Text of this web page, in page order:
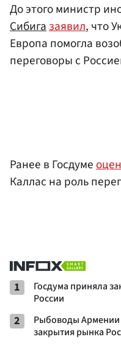
До этого министр
Сибигазаявил, что
Европа помогла
переговоры с
Ранее в Госдуме
Каллас на роль
1
Госдума приняла
России
2
Рыбоводы Армении
закрытия рынка